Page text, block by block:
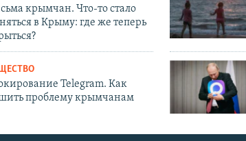
крымчан. Что-то стало
в Крыму: где же теперь
Telegram. Как
проблему крымчанам